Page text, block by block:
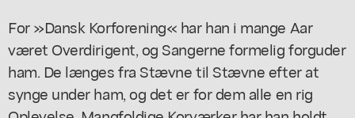
For »Dansk Korforening« har han i mange Aar
været Overdirigent, og Sangerne formelig forguder
ham. De længes fra Stævne til Stævne efter at
synge under ham, og det er for dem alle en rig